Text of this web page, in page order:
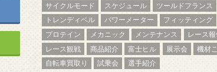
サイクルモード
スケジュール
ツールドフランス
トレンディベル
パワーメーター
フィッティング
プロテイン
メカニック メンテナンス
レース
レース観戦
商品紹介 富士ヒル 展示会
機材
自転車買取り
試乗会 選手紹介